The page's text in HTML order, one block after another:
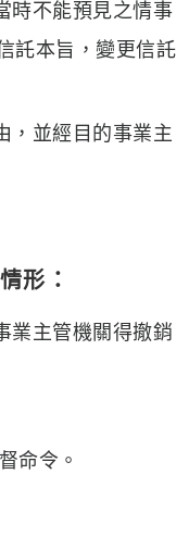
時不能預見之情事
託本旨，變更信託
，並經目的事業主
形：
業主管機關得撤銷
命令。